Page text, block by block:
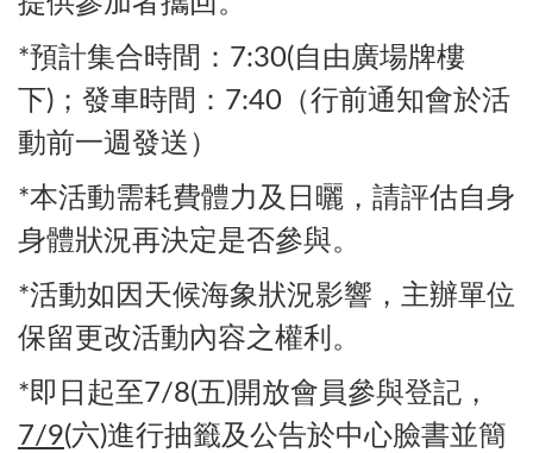
*預計集合時間：7:30(自由廣場牌樓
下)；發車時間：7:40（行前通知會於活
動前一週發送）
*本活動需耗費體力及日曬，請評估自身
身體狀況再決定是否參與。
*活動如因天候海象狀況影響，主辦單位
保留更改活動內容之權利。
*即日起至7/8(五)開放會員參與登記，
7/9(六)進行抽籤及公告於中心臉書並簡